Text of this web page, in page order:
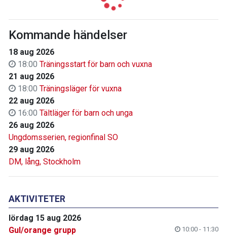
Kommande händelser
18 aug 2026
18:00 Träningsstart för barn och vuxna
21 aug 2026
18:00 Träningsläger för vuxna
22 aug 2026
16:00 Tältläger för barn och unga
26 aug 2026
Ungdomsserien, regionfinal SO
29 aug 2026
DM, lång, Stockholm
AKTIVITETER
lördag 15 aug 2026
Gul/orange grupp
10:00 - 11:30